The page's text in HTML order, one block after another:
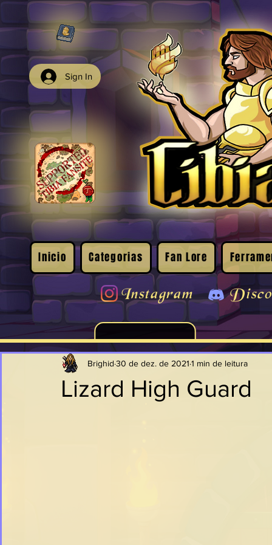
Sign In
Inicio Categorias Fan Lore
Instagram
Lizard High Guard
Brighid 30 de dez. de 2021 1 min de leitura